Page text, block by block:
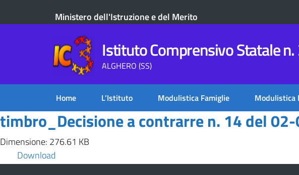
Ministero dell'Istruzione e del Merito
Istituto Comprensivo Statale n.
ALGHERO (SS)
Home L’Istituto Modulistica Famiglie Modulistica
timbro_Decisione a contrarre n. 14 del
Dimensione: 276.61 KB
Download